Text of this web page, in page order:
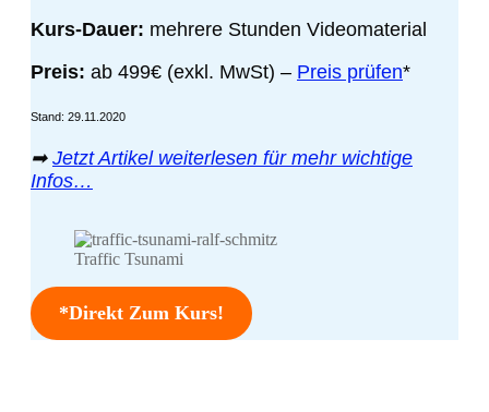
Kurs-Dauer: mehrere Stunden Videomaterial
Preis: ab 499€ (exkl. MwSt) – Preis prüfen*
Stand: 29.11.2020
➡ Jetzt Artikel weiterlesen für mehr wichtige
Infos…
Traffic Tsunami
*Direkt Zum Kurs!